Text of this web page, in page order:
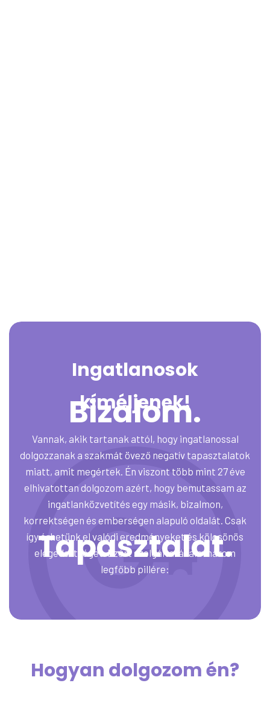
Ingatlanosok
kíméljenek!
Vannak, akik tartanak attól, hogy ingatlanossal
dolgozzanak a szakmát övező negatív tapasztalatok
miatt, amit megértek. Én viszont több mint 27 éve
elhivatottan dolgozom azért, hogy bemutassam az
ingatlanközvetítés egy másik, bizalmon,
korrektségen és emberségen alapuló oldalát. Csak
így érhetünk el valódi eredményeket és kölcsönös
elégedettséget. Ezért szolgáltatásaim három
legfőbb pillére:
Bizalom.
Tapasztalat.
Hogyan dolgozom én?